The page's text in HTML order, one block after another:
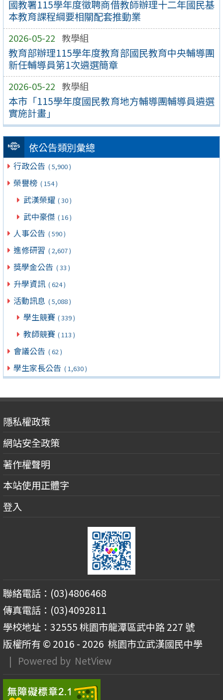
國教署115學年度徵聘商借教師辦理十二年國民基
本教育課程綱要相關配套推動業
2026-05-22 教學組
教育部辦理115學年度教育部國民教育中央輔導團
新任輔導員第1次遴選簡章
2026-05-22 教學組
本市「115學年度國民教育地方輔導團輔導員遴選
實施計畫」
依公告類別彙總
行政公告 ( 5,900 )
榮譽榜 ( 154 )
武漢榮耀 ( 30 )
武中豪傑 ( 16 )
人事公告 ( 590 )
進修研習 ( 2,607 )
獎學金公告 ( 33 )
升學資訊 ( 624 )
活動訊息 ( 5,088 )
學生競賽 ( 339 )
教師競賽 ( 113 )
會議公告 ( 62 )
學生家長公告 ( 1,630 )
隱私權政策
網站安全政策
著作權聲明
本站使用正體字
登入
聯絡電話：(03)4806468
傳真電話：(03)4092811
學校地址：32555 桃園市龍潭區武中路 227 號
版權所有 © 2016 - 2026 桃園市立武漢國民中學
| Powered by NetView